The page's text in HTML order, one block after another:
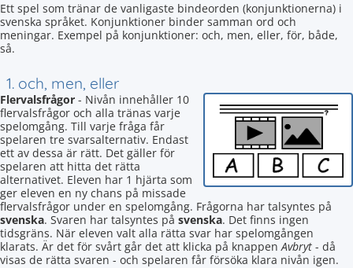
Ett spel som tränar de vanligaste bindeorden (konjunktionerna) i
svenska språket. Konjunktioner binder samman ord och
meningar. Exempel på konjunktioner: och, men, eller, för, både,
så.
1. och, men, eller
Flervalsfrågor - Nivån innehåller 10
flervalsfrågor och alla tränas varje
spelomgång. Till varje fråga får
spelaren tre svarsalternativ. Endast
ett av dessa är rätt. Det gäller för
spelaren att hitta det rätta
alternativet. Eleven har 1 hjärta som
ger eleven en ny chans på missade
flervalsfrågor under en spelomgång. Frågorna har talsyntes på
svenska. Svaren har talsyntes på svenska. Det finns ingen
tidsgräns. När eleven valt alla rätta svar har spelomgången
klarats. Är det för svårt går det att klicka på knappenAvbryt - då
visas de rätta svaren - och spelaren får försöka klara nivån igen.